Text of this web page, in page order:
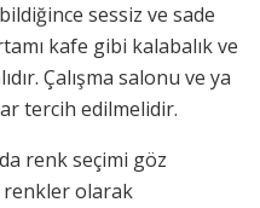
sessiz ve sade
kafe gibi kalabalık ve
Çalışma salonu ve ya
tercih edilmelidir.
renk seçimi göz
renkler olarak